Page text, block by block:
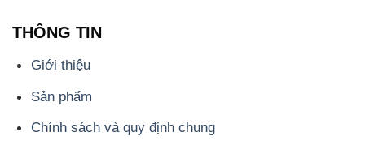
CÔNG TY XNK TM SX HÓA CHẤT ĐẮC TRƯỜNG
PHÁT
Công ty Hóa Chất Đắc Trường Phát, hoạt động dưới